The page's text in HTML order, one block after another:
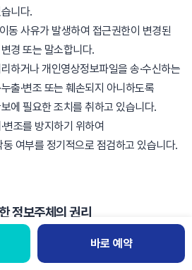
니다.
동 사유가 발생하여 접근권한이 변경된
경 또는 말소합니다.
하거나 개인영상정보파일을 송·수신하는
출·변조 또는 훼손되지 아니하도록
에 필요한 조치를 취하고 있습니다.
변조를 방지하기 위하여
여부를 정기적으로 점검하고 있습니다.
정보주체의 권리
음성 콜봇 등 자동화된 시스템을 통해
대, 상담 분류 및 연결 등 일부 행정적·
바로 예약